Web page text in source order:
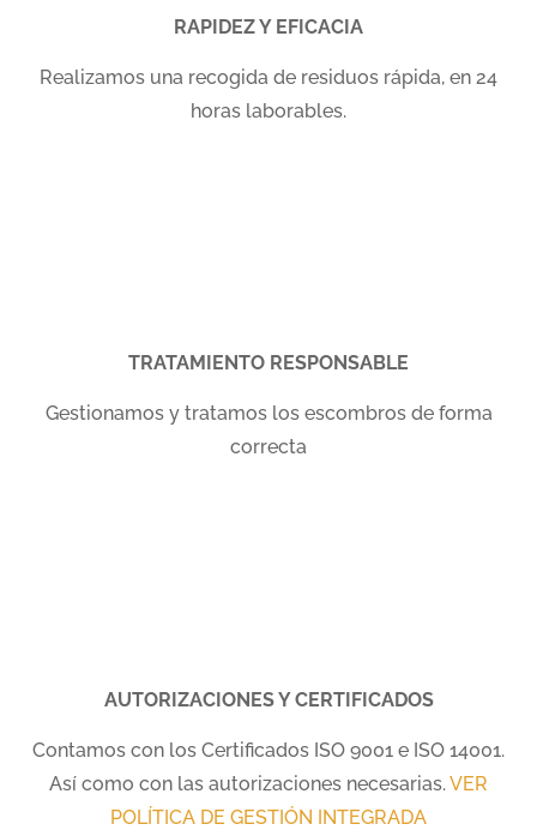
RAPIDEZ Y EFICACIA
Realizamos una recogida de residuos rápida, en 24
horas laborables.
TRATAMIENTO RESPONSABLE
Gestionamos y tratamos los escombros de forma
correcta
AUTORIZACIONES Y CERTIFICADOS
Contamos con los Certificados ISO 9001 e ISO 14001.
Así como con las autorizaciones necesarias.VER
POLÍTICA DE GESTIÓN INTEGRADA